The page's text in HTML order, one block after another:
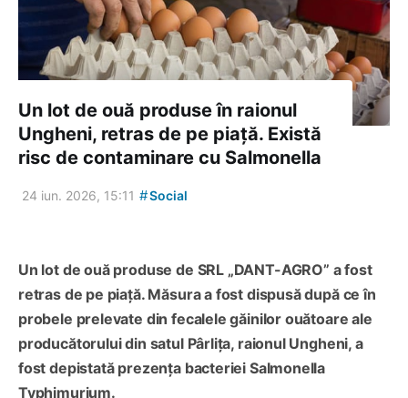
Un lot de ouă produse în raionul
Ungheni, retras de pe piață. Există
risc de contaminare cu Salmonella
24 iun. 2026, 15:11 #Social
Un lot de ouă produse de SRL „DANT-AGRO” a fost
retras de pe piață. Măsura a fost dispusă după ce în
probele prelevate din fecalele găinilor ouătoare ale
producătorului din satul Pârlița, raionul Ungheni, a
fost depistată prezența bacteriei Salmonella
Typhimurium.